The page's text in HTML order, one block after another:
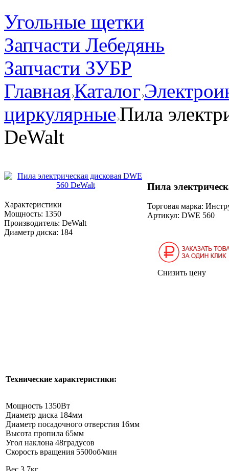
Угольные щетки
Запчасти Лебедянь
Запчасти ЗУБР
ГлавнаяКаталог
циркулярные Пила
DeWalt
Характеристики
Мощность: 1350
Производитель: DeWalt
Диаметр диска: 184
Пила
Торговая марка:
Артикул: DWE 560
Снизить цену
Технические характеристики:
Мощность 1350Вт
Диаметр диска 184мм
Диаметр посадочного отверстия 16мм
Высота пропила 65мм
Угол наклона 48градусов
Скорость вращения 5500об/мин
Вес 3,7кг